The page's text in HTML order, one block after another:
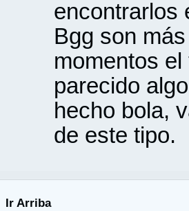
encontrarlos
Bgg son
momentos
parecido
hecho bola,
de este tipo.
Ir Arriba